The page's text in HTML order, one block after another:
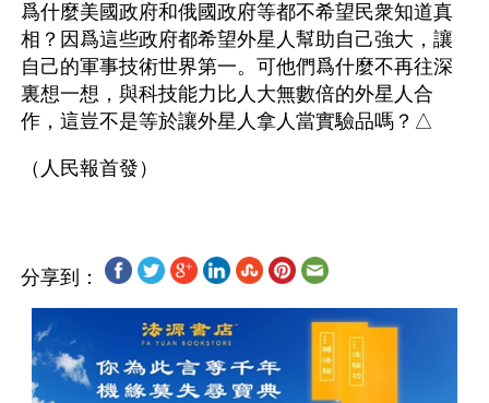
爲什麼美國政府和俄國政府等都不希望民衆知道真
相？因爲這些政府都希望外星人幫助自己強大，讓
自己的軍事技術世界第一。可他們爲什麼不再往深
裏想一想，與科技能力比人大無數倍的外星人合
作，這豈不是等於讓外星人拿人當實驗品嗎？△
分享到：